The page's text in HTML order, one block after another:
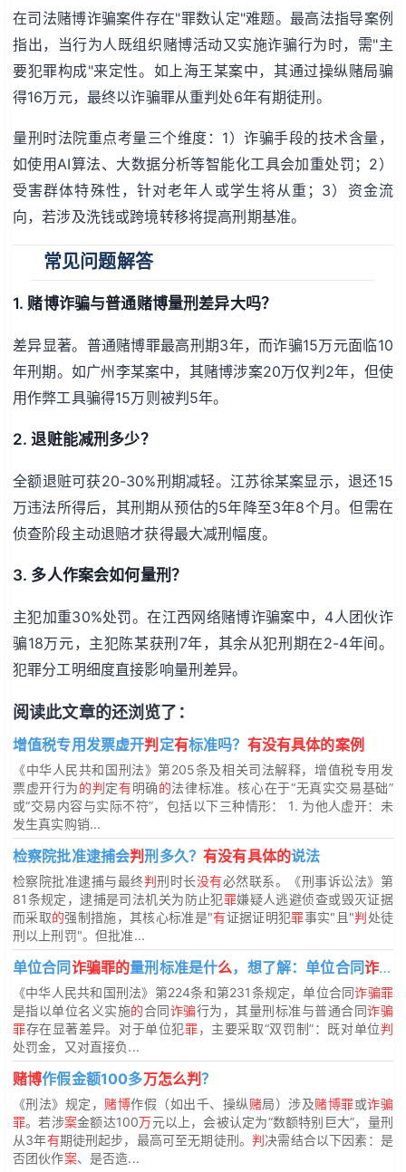
在司法赌博诈骗案件存在"罪数认定"难题。最高法指导案例
指出，当行为人既组织赌博活动又实施诈骗行为时，需"主
要犯罪构成"来定性。如上海王某案中，其通过操纵赌局骗
得16万元，最终以诈骗罪从重判处6年有期徒刑。
量刑时法院重点考量三个维度：1）诈骗手段的技术含量，
如使用AI算法、大数据分析等智能化工具会加重处罚；2）
受害群体特殊性，针对老年人或学生将从重；3）资金流
向，若涉及洗钱或跨境转移将提高刑期基准。
常见问题解答
1. 赌博诈骗与普通赌博量刑差异大吗？
差异显著。普通赌博罪最高刑期3年，而诈骗15万元面临10
年刑期。如广州李某案中，其赌博涉案20万仅判2年，但使
用作弊工具骗得15万则被判5年。
2. 退赃能减刑多少？
全额退赃可获20-30%刑期减轻。江苏徐某案显示，退还15
万违法所得后，其刑期从预估的5年降至3年8个月。但需在
侦查阶段主动退赔才获得最大减刑幅度。
3. 多人作案会如何量刑？
主犯加重30%处罚。在江西网络赌博诈骗案中，4人团伙诈
骗18万元，主犯陈某获刑7年，其余从犯刑期在2-4年间。
犯罪分工明细度直接影响量刑差异。
阅读此文章的还浏览了：
增值税专用发票虚开判 定有标准吗？ 有没有具体的案例
《中华人民共和国刑法》第205条及相关司法解释，增值税专用发
票虚开行为的判定有明确的法律标准。核心在于“无真实交易基础”
或“交易内容与实际不符”，包括以下三种情形： 1. 为他人虚开：未
发生真实购销...
检察院批准逮捕会判刑多久？有没有具体的说法
检察院批准逮捕与最终判刑时长没有必然联系。《刑事诉讼法》第
81条规定，逮捕是司法机关为防止犯罪嫌疑人逃避侦查或毁灭证据
而采取的强制措施，其核心标准是"有证据证明犯罪事实"且"判处徒
刑以上刑罚"。但批准...
单位合同诈骗罪的量刑标准是什么，想了解：单位合同诈骗罪
《中华人民共和国刑法》第224条和第231条规定，单位合同诈骗罪
是指以单位名义实施的合同诈骗行为，其量刑标准与普通合同诈骗
罪存在显著差异。对于单位犯罪 ，主要采取“双罚制”：既对单位判
处罚金，又对直接负...
赌博作假金额100多万怎么判？
《刑法》规定， 赌博作假（如出千、操纵赌局）涉及赌博罪或诈骗
罪。若涉案金额达100万元以上，会被认定为“数额特别巨大”，量刑
从3年有期徒刑起步，最高可至无期徒刑。判决需结合以下因素：是
否团伙作案、是否造...